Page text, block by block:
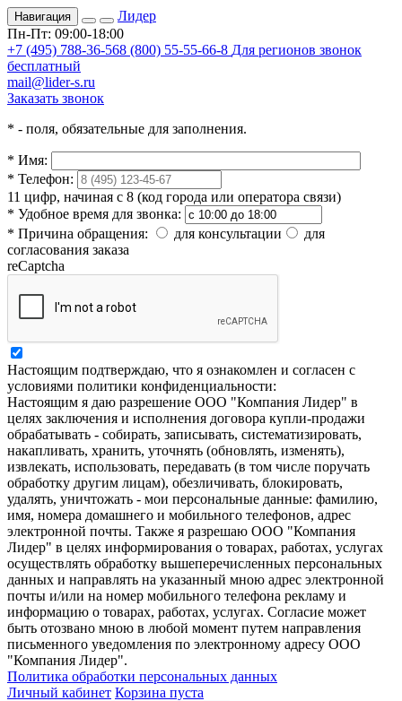
Навигация
Лидер
Пн-Пт: 09:00-18:00
+7 (495) 788-36-568 (800) 55-55-66-8 Для регионов звонок
бесплатный
mail@lider-s.ru
Заказать звонок
* - поля, обязательные для заполнения.
* Имя:
* Телефон:
11 цифр, начиная с 8 (код города или оператора связи)
* Удобное время для звонка:
* Причина обращения: для консультации
для
согласования заказа
reCaptcha
Настоящим подтверждаю, что я ознакомлен и согласен с
условиями политики конфиденциальности:
Настоящим я даю разрешение ООО "Компания Лидер" в
целях заключения и исполнения договора купли-продажи
обрабатывать - собирать, записывать, систематизировать,
накапливать, хранить, уточнять (обновлять, изменять),
извлекать, использовать, передавать (в том числе поручать
обработку другим лицам), обезличивать, блокировать,
удалять, уничтожать - мои персональные данные: фамилию,
имя, номера домашнего и мобильного телефонов, адрес
электронной почты. Также я разрешаю ООО "Компания
Лидер" в целях информирования о товарах, работах, услугах
осуществлять обработку вышеперечисленных персональных
данных и направлять на указанный мною адрес электронной
почты и/или на номер мобильного телефона рекламу и
информацию о товарах, работах, услугах. Согласие может
быть отозвано мною в любой момент путем направления
письменного уведомления по электронному адресу ООО
"Компания Лидер".
Политика обработки персональных данных
Личный кабинет Корзина пуста